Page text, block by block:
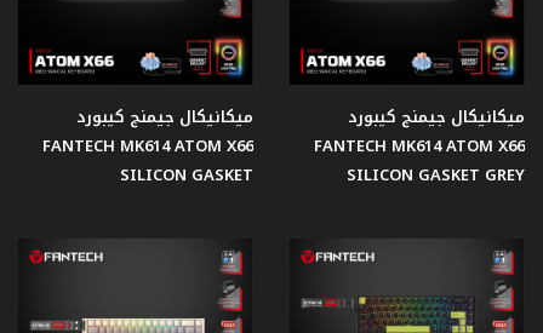
ميكانيكال جيمنج كيبورد
FANTECH MK614 ATOM X66
SILICON GASKET GREY
ميكانيكال جيمنج كيبورد
FANTECH MK614 ATOM X66
SILICON GASKET
مبردات
مائية
للمعالجات
اصدار
النعنع
اصدار
الفضاء